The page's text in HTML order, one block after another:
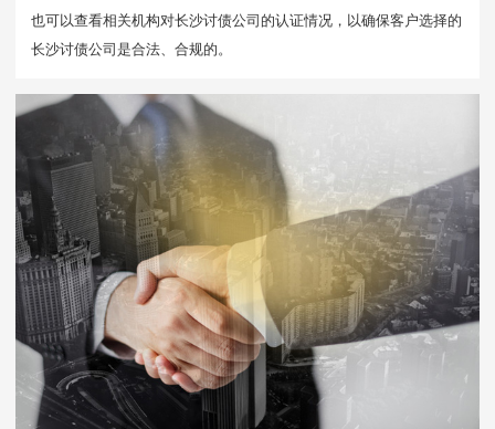
也可以查看相关机构对长沙讨债公司的认证情况，以确保客户选择的
长沙讨债公司是合法、合规的。